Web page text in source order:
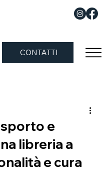
CONTATTI
e
libreria a
e cura